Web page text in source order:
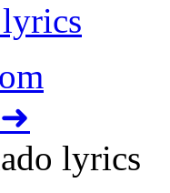
➜
lyrics